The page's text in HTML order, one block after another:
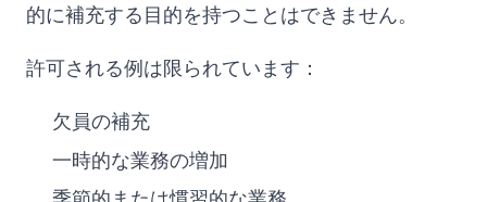
的に補充する目的を持つことはできません。
許可される例は限られています：
欠員の補充
一時的な業務の増加